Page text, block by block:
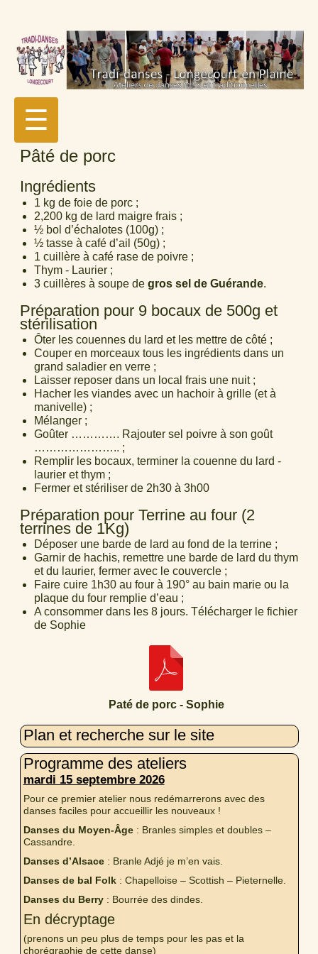
☰
Pâté de porc
Ingrédients
1 kg de foie de porc ;
2,200 kg de lard maigre frais ;
½ bol d’échalotes (100g) ;
½ tasse à café d’ail (50g) ;
1 cuillère à café rase de poivre ;
Thym - Laurier ;
3 cuillères à soupe de gros sel de Guérande.
Préparation pour 9 bocaux de 500g et
stérilisation
Ôter les couennes du lard et les mettre de côté ;
Couper en morceaux tous les ingrédients dans un
grand saladier en verre ;
Laisser reposer dans un local frais une nuit ;
Hacher les viandes avec un hachoir à grille (et à
manivelle) ;
Mélanger ;
Goûter …………. Rajouter sel poivre à son goût
………………….. ;
Remplir les bocaux, terminer la couenne du lard -
laurier et thym ;
Fermer et stériliser de 2h30 à 3h00
Préparation pour Terrine au four (2
terrines de 1Kg)
Déposer une barde de lard au fond de la terrine ;
Garnir de hachis, remettre une barde de lard du thym
et du laurier, fermer avec le couvercle ;
Faire cuire 1h30 au four à 190° au bain marie ou la
plaque du four remplie d’eau ;
A consommer dans les 8 jours. Télécharger le fichier
de Sophie
Paté de porc - Sophie
Plan et recherche sur le site
Programme des ateliers
mardi 15 septembre 2026
Pour ce premier atelier nous redémarrerons avec des
danses faciles pour accueillir les nouveaux !
Danses du Moyen-Âge: Branles simples et doubles –
Cassandre.
Danses d’Alsace: Branle Adjé je m’en vais.
Danses de bal Folk: Chapelloise – Scottish – Pieternelle.
Danses du Berry: Bourrée des dindes.
En décryptage
(prenons un peu plus de temps pour les pas et la
chorégraphie de cette danse)